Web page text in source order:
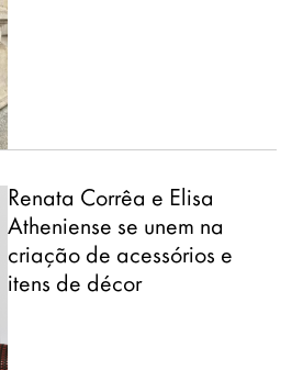
Renata Corrêa e Elisa
Atheniense se unem na
criação de acessórios e
itens de décor